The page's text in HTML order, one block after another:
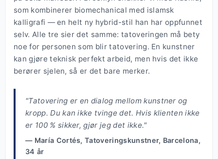
som kombinerer biomechanical med islamsk
kalligrafi — en helt ny hybrid-stil han har oppfunnet
selv. Alle tre sier det samme: tatoveringen må bety
noe for personen som blir tatovering. En kunstner
kan gjøre teknisk perfekt arbeid, men hvis det ikke
berører sjelen, så er det bare merker.
"Tatovering er en dialog mellom kunstner og
kropp. Du kan ikke tvinge det. Hvis klienten ikke
er 100 % sikker, gjør jeg det ikke."
— María Cortés, Tatoveringskunstner, Barcelona,
34 år